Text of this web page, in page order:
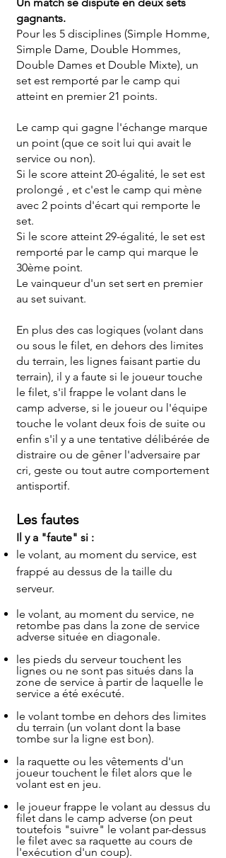
gagnants.
Pour les 5 disciplines (Simple Homme,
Simple Dame, Double Hommes,
Double Dames et Double Mixte), un
set est remporté par le camp qui
atteint en premier 21 points.
Le camp qui gagne l'échange marque
un point (que ce soit lui qui avait le
service ou non).
Si le score atteint 20-égalité, le set est
prolongé , et c'est le camp qui mène
avec 2 points d'écart qui remporte le
set.
Si le score atteint 29-égalité, le set est
remporté par le camp qui marque le
30ème point.
Le vainqueur d'un set sert en premier
au set suivant.
En plus des cas logiques (volant dans
ou sous le filet, en dehors des limites
du terrain, les lignes faisant partie du
terrain), il y a faute si le joueur touche
le filet, s'il frappe le volant dans le
camp adverse, si le joueur ou l'équipe
touche le volant deux fois de suite ou
enfin s'il y a une tentative délibérée de
distraire ou de gêner l'adversaire par
cri, geste ou tout autre comportement
antisportif.
Les fautes
Il y a "faute" si :
le volant, au moment du service, est
frappé au dessus de la taille du
serveur.
le volant, au moment du service, ne
retombe pas dans la zone de service
adverse située en diagonale.
les pieds du serveur touchent les
lignes ou ne sont pas situés dans la
zone de service à partir de laquelle le
service a été exécuté.
le volant tombe en dehors des limites
du terrain (un volant dont la base
tombe sur la ligne est bon).
la raquette ou les vêtements d'un
joueur touchent le filet alors que le
volant est en jeu.
le joueur frappe le volant au dessus du
filet dans le camp adverse (on peut
toutefois "suivre" le volant par-dessus
le filet avec sa raquette au cours de
l'exécution d'un coup).